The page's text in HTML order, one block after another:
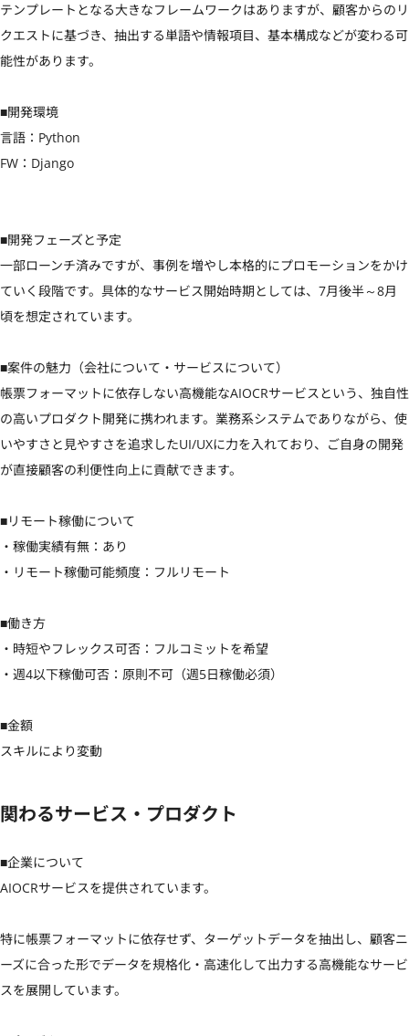
テンプレートとなる大きなフレームワークはありますが、顧客からのリ
クエストに基づき、抽出する単語や情報項目、基本構成などが変わる可
能性があります。
■開発環境
言語：Python
FW：Django
■開発フェーズと予定
一部ローンチ済みですが、事例を増やし本格的にプロモーションをかけ
ていく段階です。具体的なサービス開始時期としては、7月後半～8月
頃を想定されています。
■案件の魅力（会社について・サービスについて）
帳票フォーマットに依存しない高機能なAIOCRサービスという、独自性
の高いプロダクト開発に携われます。業務系システムでありながら、使
いやすさと見やすさを追求したUI/UXに力を入れており、ご自身の開発
が直接顧客の利便性向上に貢献できます。
■リモート稼働について
・稼働実績有無：あり
・リモート稼働可能頻度：フルリモート
■働き方
・時短やフレックス可否：フルコミットを希望
・週4以下稼働可否：原則不可（週5日稼働必須）
■金額
スキルにより変動
関わるサービス・プロダクト
■企業について
AIOCRサービスを提供されています。
特に帳票フォーマットに依存せず、ターゲットデータを抽出し、顧客ニ
ーズに合った形でデータを規格化・高速化して出力する高機能なサービ
スを展開しています。